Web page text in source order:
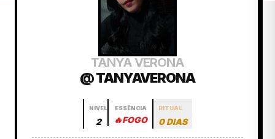
TANYA VERONA
@ TANYAVERONA
NÍVEL
2
ESSÊNCIA
🔥FOGO
RITUAL
0 DIAS